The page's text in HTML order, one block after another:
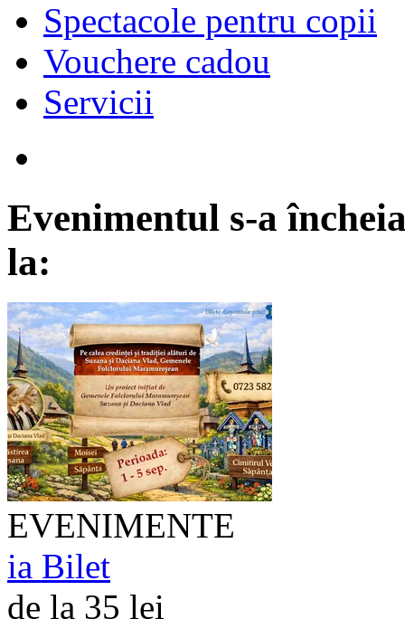
Spectacole pentru copii
Vouchere cadou
Servicii
Evenimentul s-a
la:
EVENIMENTE
ia Bilet
de la 35 lei